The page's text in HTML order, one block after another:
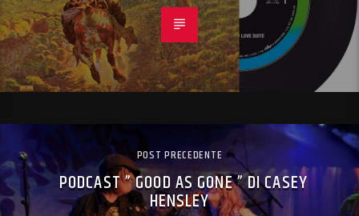
POST PRECEDENTE
PODCAST ” GOOD AS GONE ” DI CASEY
HENSLEY